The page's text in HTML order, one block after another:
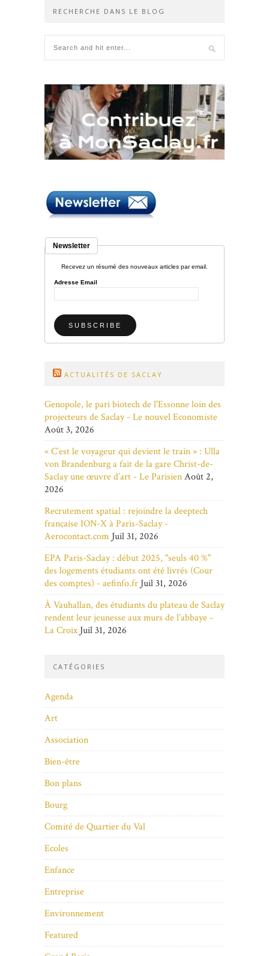
RECHERCHE DANS LE BLOG
Newsletter
Recevez un résumé des nouveaux articles par email.
Adresse Email
ACTUALITÉS DE SACLAY
Genopole, le pari biotech de l'Essonne loin des
projecteurs de Saclay - Le nouvel Economiste
Août 3, 2026
« C’est le voyageur qui devient le train » : Ulla
von Brandenburg a fait de la gare Christ-de-
Saclay une œuvre d’art - Le ParisienAoût 2,
2026
Recrutement spatial : rejoindre la deeptech
française ION-X à Paris-Saclay -
Aerocontact.com Juil 31, 2026
EPA Paris-Saclay : début 2025, "seuls 40 %"
des logements étudiants ont été livrés (Cour
des comptes) - aefinfo.fr Juil 31, 2026
À Vauhallan, des étudiants du plateau de Saclay
rendent leur jeunesse aux murs de l’abbaye -
La Croix Juil 31, 2026
CATÉGORIES
Agenda
Art
Association
Bien-être
Bon plans
Bourg
Comité de Quartier du Val
Ecoles
Enfance
Entreprise
Environnement
Featured